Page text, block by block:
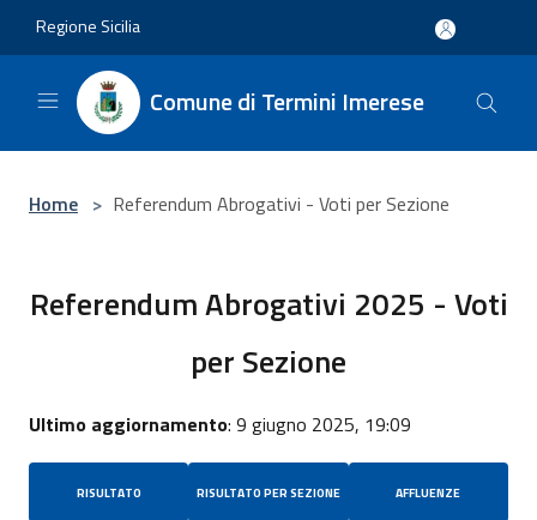
Regione Sicilia
Comune di Termini Imerese
Home > Referendum Abrogativi - Voti per Sezione
Referendum Abrogativi 2025 - Voti
per Sezione
Ultimo aggiornamento: 9 giugno 2025, 19:09
RISULTATO RISULTATO PER SEZIONE AFFLUENZE